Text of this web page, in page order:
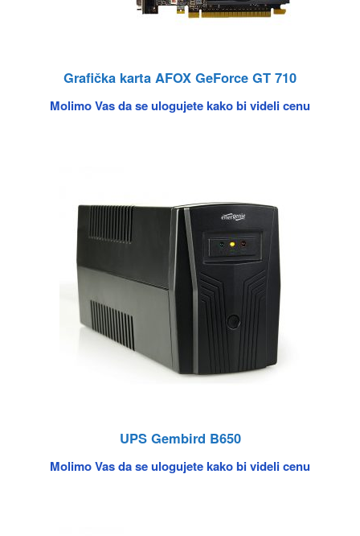
Grafička karta AFOX GeForce GT 710
Molimo Vas da se ulogujete kako bi videli cenu
UPS Gembird B650
Molimo Vas da se ulogujete kako bi videli cenu